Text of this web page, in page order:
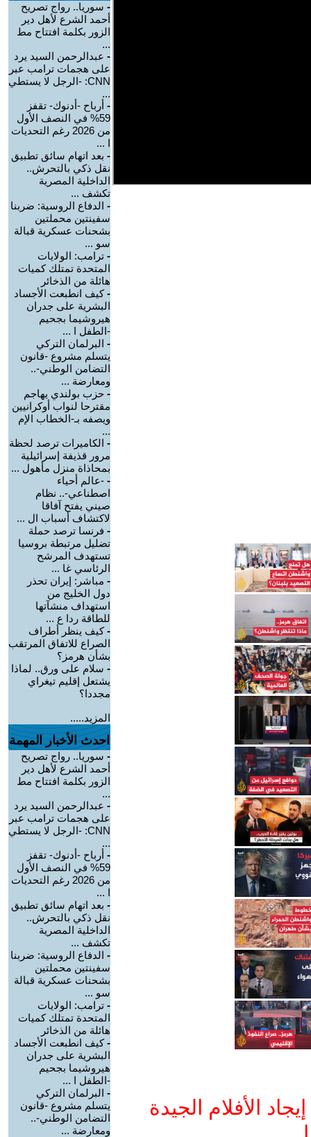
الأفلام الجيدة
- سوريا.. رواج تصريح
أحمد الشرع لأهل دير
الزور بكلمة افتتاح مط
...
- عبدالرحمن السيد يرد
على هجمات ترامب عبر
CNN: -الرجل لا يستطي
...
- أرباح -أدنوك- تقفز
59% في النصف الأول
من 2026 رغم التحديات
ا ...
- بعد اتهام سائق تطبيق
نقل ذكي بالتحرش..
الداخلية المصرية
تكشف ...
- الدفاع الروسية: ضربنا
سفينتين محملتين
بشحنات عسكرية قبالة
سو ...
- ترامب: الولايات
المتحدة تمتلك كميات
هائلة من الذخائر
-كيف انطبعت الأجساد
البشرية على جدران
هيروشيما بجحيم
-الطفل ا ...
- البرلمان التركي
يتسلم مشروع -قانون
التضامن الوطني-..
ومعارضة ...
- حزب بولندي يهاجم
مقترحا لنواب أوكرانيين
ويصفه بـ-الخطاب الإم
...
- الكاميرات ترصد لحظة
مرور قذيفة إسرائيلية
بمحاذاة منزل مأهول ...
- -عالم أحياء
اصطناعي-.. نظام
صيني يفتح آفاقا
لاكتشاف أسباب ال ...
- فرنسا ترصد حملة
تضليل مرتبطة بروسيا
تستهدف المرشح
الرئاسي غا ...
- مباشر: إيران تحذر
دول الخليج من
استهداف منشآتها
للطاقة ردا ع ...
-كيف ينظر أطراف
الصراع للاتفاق المرتقب
بشأن هرمز؟
- سلام على ورق.. لماذا
يشتعل إقليم تيغراي
مجددا؟
المزيد.....
احدث الأخبار المهمة
- سوريا.. رواج تصريح
أحمد الشرع لأهل دير
الزور بكلمة افتتاح مط
...
- عبدالرحمن السيد يرد
على هجمات ترامب عبر
CNN: -الرجل لا يستطي
...
- أرباح -أدنوك- تقفز
59% في النصف الأول
من 2026 رغم التحديات
ا ...
- بعد اتهام سائق تطبيق
نقل ذكي بالتحرش..
الداخلية المصرية
تكشف ...
- الدفاع الروسية: ضربنا
سفينتين محملتين
بشحنات عسكرية قبالة
سو ...
- ترامب: الولايات
المتحدة تمتلك كميات
هائلة من الذخائر
-كيف انطبعت الأجساد
البشرية على جدران
هيروشيما بجحيم
-الطفل ا ...
- البرلمان التركي
يتسلم مشروع -قانون
التضامن الوطني-..
ومعارضة ...